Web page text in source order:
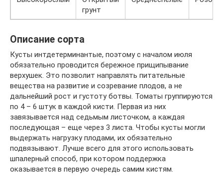
грунт
Описание сорта
Кусты интдетерминантые, поэтому с началом июля
обязательно проводится бережное прищипывание
верхушек. Это позволит направлять питательные
вещества на развитие и созревание плодов, а не
дальнейший рост и густоту ботвы. Томаты группируются
по 4 – 6 штук в каждой кисти. Первая из них
завязывается над седьмым листочком, а каждая
последующая – еще через 3 листа. Чтобы кусты могли
выдержать нагрузку плодами, их обязательно
подвязывают. Лучше всего для этого использовать
шпалерный способ, при котором поддержка
оказывается в первую очередь самим кистям.